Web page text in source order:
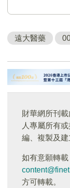
遠大醫藥
財華網所刊
人專屬所有
編、複製及建
如有意願轉
方可轉載。